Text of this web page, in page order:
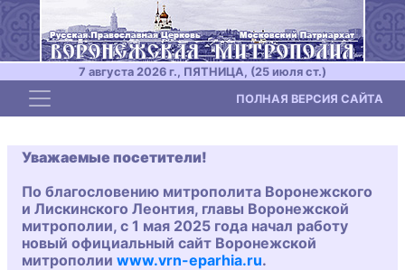
7 августа 2026 г., ПЯТНИЦА, (25 июля ст.)
Toggle navigation ПОЛНАЯ ВЕРСИЯ САЙТА
Уважаемые посетители!
По благословению митрополита Воронежского
и Лискинского Леонтия, главы Воронежской
митрополии, с 1 мая 2025 года начал работу
новый официальный сайт Воронежской
митрополии www.vrn-eparhia.ru.